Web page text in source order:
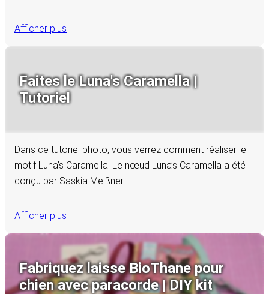
Afficher plus
Faites le Luna's Caramella |
Tutoriel
Dans ce tutoriel photo, vous verrez comment réaliser le
motif Luna’s Caramella. Le nœud Luna’s Caramella a été
conçu par Saskia Meißner.
Afficher plus
Fabriquez laisse BioThane pour
chien avec paracorde | DIY kit